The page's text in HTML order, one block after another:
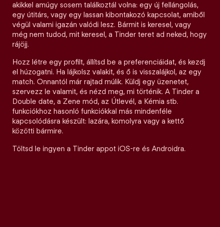
akikkel amúgy sosem találkoztál volna: egy új fellángolás,
egy útitárs, vagy egy lassan kibontakozó kapcsolat, amiből
végül valami igazán valódi lesz. Bármit is keresel, vagy
még nem tudod, mit keresel, a Tinder teret ad neked, hogy
rájöjj.
Hozz létre egy profilt, állítsd be a preferenciáidat, és kezdj
el húzogatni. Ha lájkolsz valakit, és ő is visszalájkol, az egy
match. Onnantól már rajtad múlik. Küldj egy üzenetet,
szervezz le valamit, és nézd meg, mi történik. A Tinder a
Double date, a Zene mód, az Útlevél, a Kémia stb.
funkciókhoz hasonló funkciókkal más mindenféle
kapcsolódásra készült: lazára, komolyra vagy a kettő
közötti bármire.
Töltsd le ingyen a Tinder appot iOS-re és Androidra.